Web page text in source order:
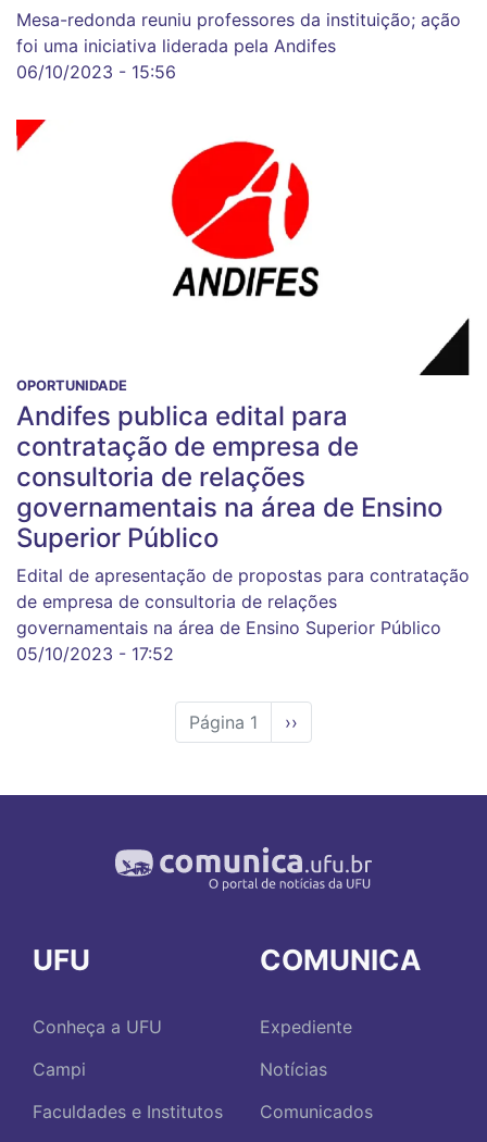
Mesa-redonda reuniu professores da instituição; ação
foi uma iniciativa liderada pela Andifes
06/10/2023 - 15:56
OPORTUNIDADE
Andifes publica edital para
contratação de empresa de
consultoria de relações
governamentais na área de Ensino
Superior Público
Edital de apresentação de propostas para contratação
de empresa de consultoria de relações
governamentais na área de Ensino Superior Público
05/10/2023 - 17:52
Página 1
Próxima
página
››
UFU
Conheça a UFU
Campi
Faculdades e Institutos
COMUNICA
Expediente
Notícias
Comunicados